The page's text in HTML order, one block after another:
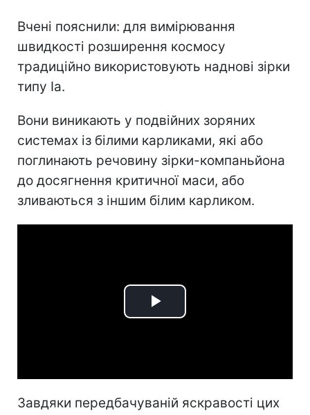
Вчені пояснили: для вимірювання
швидкості розширення космосу
традиційно використовують наднові зірки
типу Ia.
Вони виникають у подвійних зоряних
системах із білими карликами, які або
поглинають речовину зірки-компаньйона
до досягнення критичної маси, або
зливаються з іншим білим карликом.
Play
Завдяки передбачуваній яскравості цих